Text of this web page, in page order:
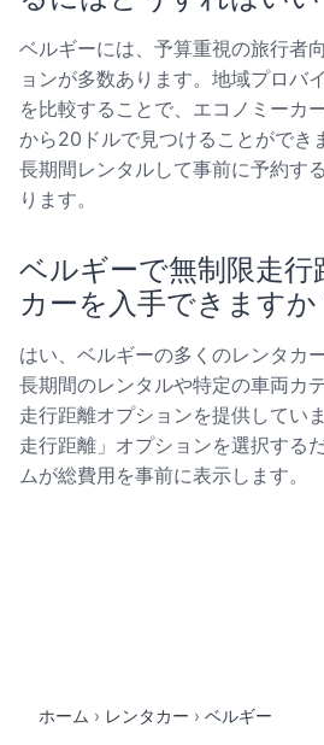
ベルギーには、予算重視の旅行者
ョンが多数あります。地域プロバ
を比較することで、エコノミーカ
から20ドルで見つけることができ
長期間レンタルして事前に予約す
ります。
ベルギーで無制限走行
カーを入手できますか
はい、ベルギーの多くのレンタカ
長期間のレンタルや特定の車両カ
走行距離オプションを提供してい
走行距離」オプションを選択する
ムが総費用を事前に表示します。
ホーム レンタカー ベルギー